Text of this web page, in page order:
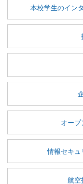
本校学生のイン
オープ
情報セキュ
航空